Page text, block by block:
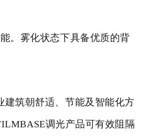
。雾化状态下具备优质的背
建筑朝舒适、节能及智能化方
调光产品可有效阻隔